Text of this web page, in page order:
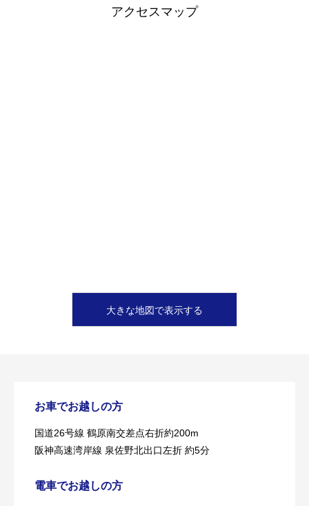
アクセスマップ
大きな地図で表示する
お車でお越しの方
国道26号線 鶴原南交差点右折約200m
阪神高速湾岸線 泉佐野北出口左折 約5分
電車でお越しの方